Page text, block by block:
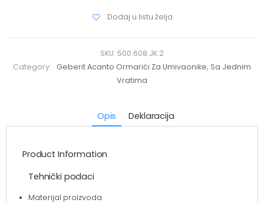
Dodaj u listu želja
SKU: 500.608.JK.2
Category:
Geberit Acanto Ormarići Za Umivaonike, Sa Jednim
Vratima
Opis Deklaracija
Product Information
Tehnički podaci
Materijal proizvoda